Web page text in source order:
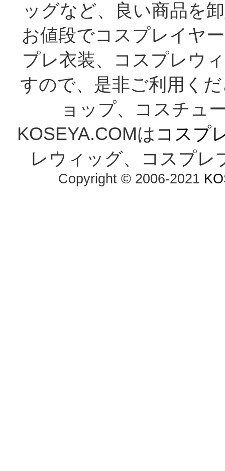
ッグなど、良い商品を
お値段でコスプレイヤ
プレ衣装、コスプレウ
すので、是非ご利用く
ョップ、コスチュ
KOSEYA.COMは コスプ
レウィッグ、コスプレ
Copyright © 2006-2021